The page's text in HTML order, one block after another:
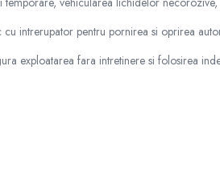
intrerupator pentru pornirea si oprirea
exploatarea fara intretinere si folosirea